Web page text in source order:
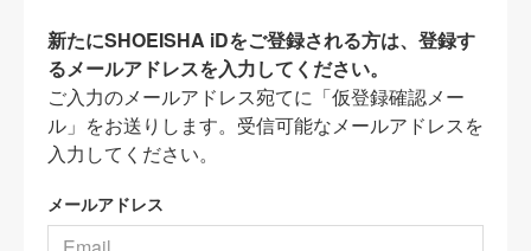
新たにSHOEISHA iDをご登録される方は、登録す
るメールアドレスを入力してください。
ご入力のメールアドレス宛てに「仮登録確認メー
ル」をお送りします。受信可能なメールアドレスを
入力してください。
メールアドレス